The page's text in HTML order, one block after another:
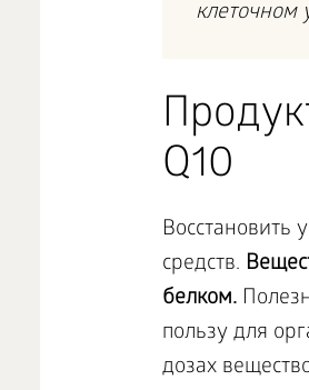
клеточном
Q10
средств.
белком.
пользу для
дозах